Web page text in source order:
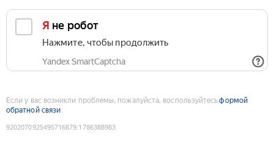
Я не робот
Нажмите, чтобы продолжить
Yandex SmartCaptcha
Если у вас возникли проблемы, пожалуйста, воспользуйтесьформой
обратной связи
9202070925495716879:1786388983